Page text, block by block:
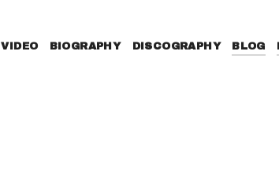
VIDEO BIOGRAPHY DISCOGRAPHY BLOG